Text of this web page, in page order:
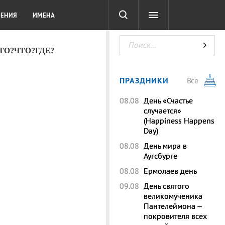
ТЕСТЫ
ИМЕНА
ПРАЗДНИКИ
Все
08.08 День «Счастье
случается»
(Happiness Happens
Day)
08.08 День мира в
Аугсбурге
08.08 Ермолаев день
09.08 День святого
великомученика
Пантелеймона –
покровителя всех